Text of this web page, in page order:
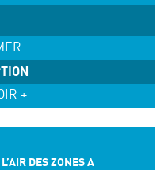
+
DES ZONES A